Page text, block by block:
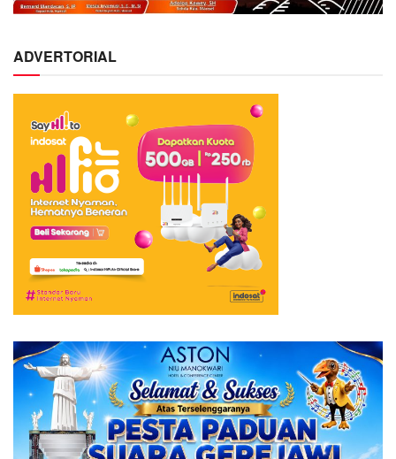
ADVERTORIAL